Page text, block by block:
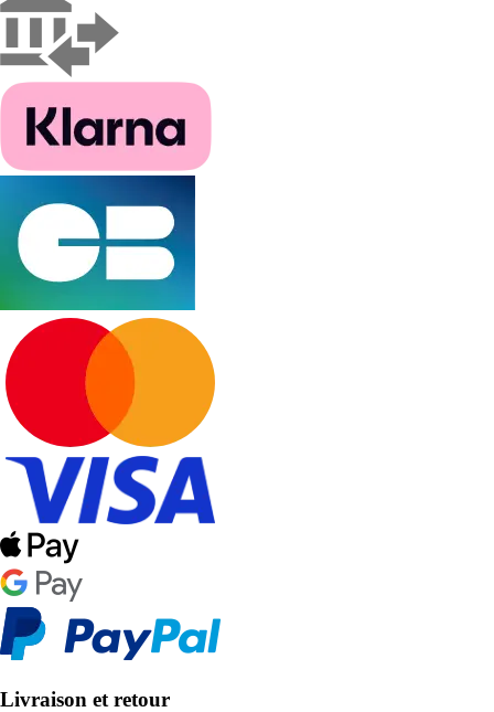
Livraison et retour